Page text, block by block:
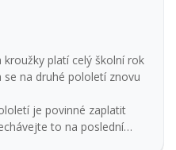
platí celý školní rok
na druhé pololetí znovu
je povinné zaplatit
to na poslední